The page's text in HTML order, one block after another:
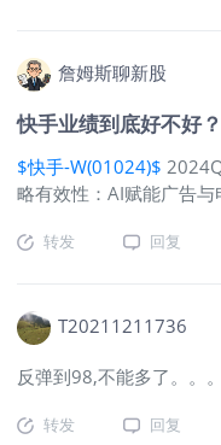
高了30%。 不过要说惊喜
那个叫"可灵"的AI视频生
半年就赚了1个亿。 现在
技术变现能力确实让人
的是平台把AI推荐算法
我"，连带货转化率都提
103亿，也有72.5%的大
的“双轮” ： 内容层面-
健增长 4.8%和5%，站
用户活跃度的指标）为
的增加并没有造成活跃
台GMV高达13896亿，
环境和超万亿的体量基数
接下来，逐一
詹姆斯聊新股
快手业绩到底好不好？
$快手-W(01024)$
略有效性：AI赋能广告
对其长期增长的期待，但
（+8.7% yoy），略超
元（+7.8% yoy），全年
yoy）；日活用户 4.01
商 GMV 达 4621 亿元（
转发 回复
T20211211736
反弹到98,不能多了。。
转发 回复